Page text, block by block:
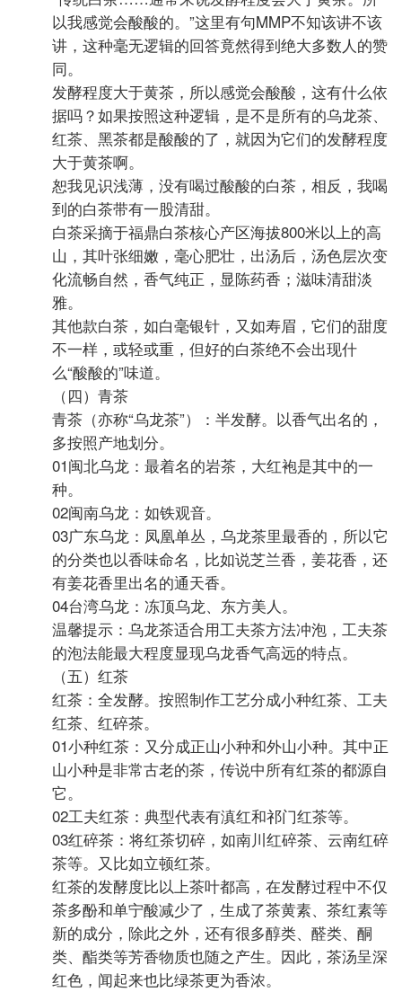
以我感觉会酸酸的。”这里有句MMP不知该讲不该
讲，这种毫无逻辑的回答竟然得到绝大多数人的赞
同。
发酵程度大于黄茶，所以感觉会酸酸，这有什么依
据吗？如果按照这种逻辑，是不是所有的乌龙茶、
红茶、黑茶都是酸酸的了，就因为它们的发酵程度
大于黄茶啊。
恕我见识浅薄，没有喝过酸酸的白茶，相反，我喝
到的白茶带有一股清甜。
白茶采摘于福鼎白茶核心产区海拔800米以上的高
山，其叶张细嫩，毫心肥壮，出汤后，汤色层次变
化流畅自然，香气纯正，显陈药香；滋味清甜淡
雅。
其他款白茶，如白毫银针，又如寿眉，它们的甜度
不一样，或轻或重，但好的白茶绝不会出现什
么“酸酸的”味道。
（四）青茶
青茶（亦称“乌龙茶”）：半发酵。以香气出名的，
多按照产地划分。
01闽北乌龙：最着名的岩茶，大红袍是其中的一
种。
02闽南乌龙：如铁观音。
03广东乌龙：凤凰单丛，乌龙茶里最香的，所以它
的分类也以香味命名，比如说芝兰香，姜花香，还
有姜花香里出名的通天香。
04台湾乌龙：冻顶乌龙、东方美人。
温馨提示：乌龙茶适合用工夫茶方法冲泡，工夫茶
的泡法能最大程度显现乌龙香气高远的特点。
（五）红茶
红茶：全发酵。按照制作工艺分成小种红茶、工夫
红茶、红碎茶。
01小种红茶：又分成正山小种和外山小种。其中正
山小种是非常古老的茶，传说中所有红茶的都源自
它。
02工夫红茶：典型代表有滇红和祁门红茶等。
03红碎茶：将红茶切碎，如南川红碎茶、云南红碎
茶等。又比如立顿红茶。
红茶的发酵度比以上茶叶都高，在发酵过程中不仅
茶多酚和单宁酸减少了，生成了茶黄素、茶红素等
新的成分，除此之外，还有很多醇类、醛类、酮
类、酯类等芳香物质也随之产生。因此，茶汤呈深
红色，闻起来也比绿茶更为香浓。